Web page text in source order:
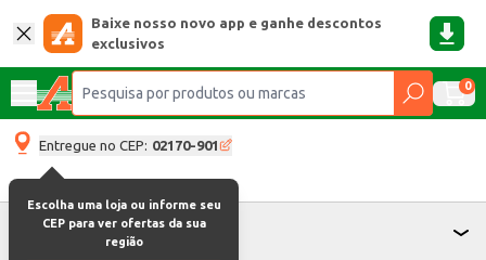
Baixe nosso novo app e ganhe descontos
exclusivos
0
Entregue no CEP: 02170-901
Escolha uma loja ou informe seu
CEP para ver ofertas da sua
região
Atendimento